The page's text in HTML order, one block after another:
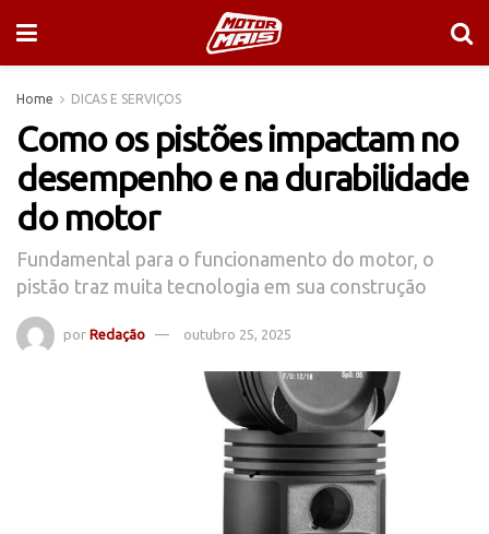
Home DICAS E SERVIÇOS
Como os pistões impactam no
desempenho e na durabilidade
do motor
Fundamental para o funcionamento do motor, o
pistão traz muita tecnologia em sua construção
por Redação outubro 25, 2025